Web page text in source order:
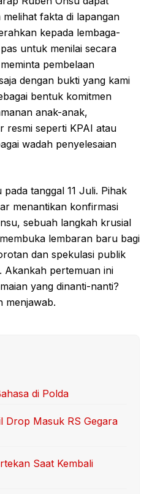
fakta di lapangan
kepada lembaga-
untuk menilai secara
pembelaan
dengan bukti yang kami
bentuk komitmen
anak-anak,
resmi seperti KPAI atau
wadah penyelesaian
tanggal 11 Juli. Pihak
menantikan konfirmasi
sebuah langkah krusial
lembaran baru bagi
dan spekulasi publik
Akankah pertemuan ini
yang dinanti-nanti?
menjawab.
di Polda
Drop Masuk RS Gegara
Saat Kembali